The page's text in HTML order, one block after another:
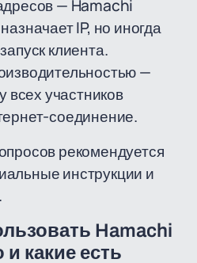
— Hamachi
IP, но иногда
клиента.
—
всех участников
соединение.
рекомендуется
инструкции и
Hamachi
какие есть